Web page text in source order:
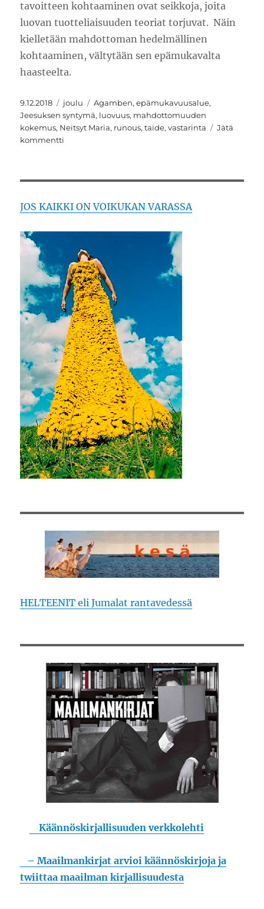
tavoitteen kohtaaminen ovat seikkoja, joita
luovan tuotteliaisuuden teoriat torjuvat. Näin
kielletään mahdottoman hedelmällinen
kohtaaminen, vältytään sen epämukavalta
haasteelta.
Julkaistu
9.12.2018 Kategoriat
joulu Avainsanat
Agamben,epämukavuusalue,
Jeesuksen syntymä, luovuus, mahdottomuuden
kokemus, Neitsyt Maria, runous,taide,vastarinta
Jätä
kommentti
JOS KAIKKI ON VOIKUKAN VARASSA
HELTEENIT eli Jumalat rantavedessä
Käännöskirjallisuuden verkkolehti
– Maailmankirjat arvioi käännöskirjoja ja
twiittaa maailman kirjallisuudesta